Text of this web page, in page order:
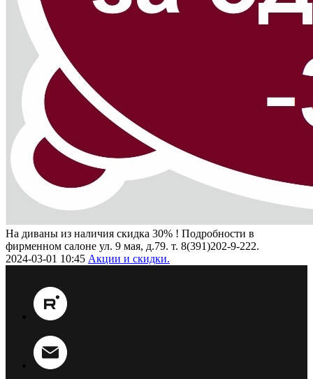
На диваны из наличия скидка 30% ! Подробности в
фирменном салоне ул. 9 мая, д.79. т. 8(391)202-9-222.
2024-03-01 10:45 Акции и скидки.